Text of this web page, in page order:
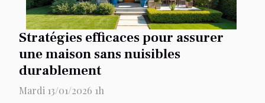
Stratégies efficaces pour assurer
une maison sans nuisibles
durablement
Mardi 13/01/2026 1h